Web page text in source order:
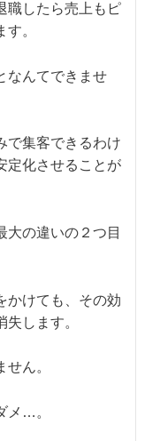
職したら売上もピ
。
なんてできませ
で集客できるわけ
定化させることが
大の違いの２つ目
かけても、その効
します。
ん。
メ…。